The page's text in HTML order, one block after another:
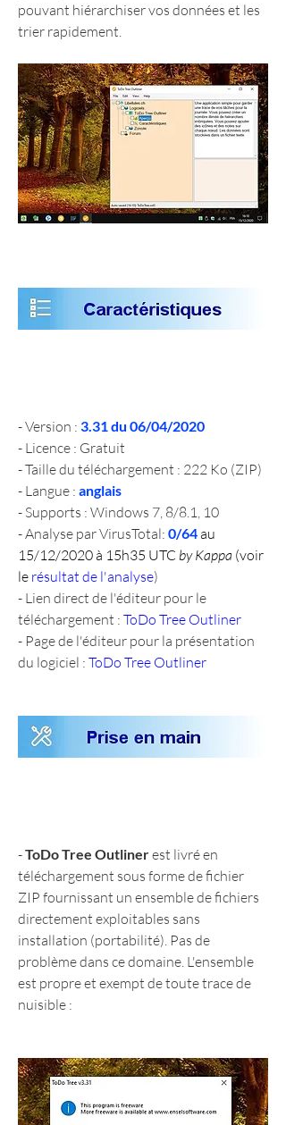
pouvant hiérarchiser vos données et les
trier rapidement.
- Version : 3.31 du 06/04/2020
- Licence : Gratuit
- Taille du téléchargement : 222 Ko (ZIP)
- Langue : anglais
- Supports : Windows 7, 8/8.1, 10
- Analyse par VirusTotal: 0/64 au
15/12/2020 à 15h35 UTC by Kappa (voir
le résultat de l'analyse)
- Lien direct de l'éditeur pour le
téléchargement : ToDo Tree Outliner
- Page de l'éditeur pour la présentation
du logiciel : ToDo Tree Outliner
- ToDo Tree Outliner est livré en
téléchargement sous forme de fichier
ZIP fournissant un ensemble de fichiers
directement exploitables sans
installation (portabilité). Pas de
problème dans ce domaine. L'ensemble
est propre et exempt de toute trace de
nuisible :